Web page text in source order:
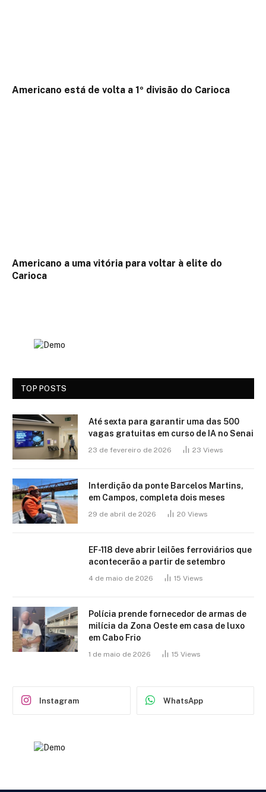
Americano está de volta a 1º divisão do Carioca
Americano a uma vitória para voltar à elite do
Carioca
TOP POSTS
Até sexta para garantir uma das 500
vagas gratuitas em curso de IA no Senai
23 de fevereiro de 2026 23 Views
Interdição da ponte Barcelos Martins,
em Campos, completa dois meses
29 de abril de 2026 20 Views
EF-118 deve abrir leilões ferroviários que
acontecerão a partir de setembro
4 de maio de 2026 15 Views
Polícia prende fornecedor de armas de
milícia da Zona Oeste em casa de luxo
em Cabo Frio
1 de maio de 2026 15 Views
Instagram WhatsApp